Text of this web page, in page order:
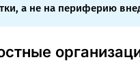
а не на периферию